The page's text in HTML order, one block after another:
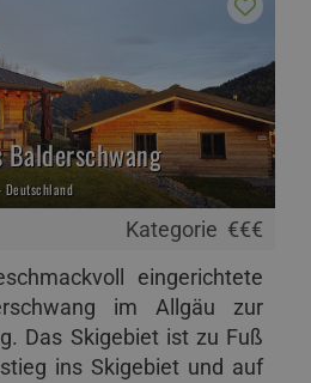
Deutschland
Kategorie €€€
eingerichtete
im Allgäu zur
Das Skigebiet ist zu Fuß
ins Skigebiet und auf